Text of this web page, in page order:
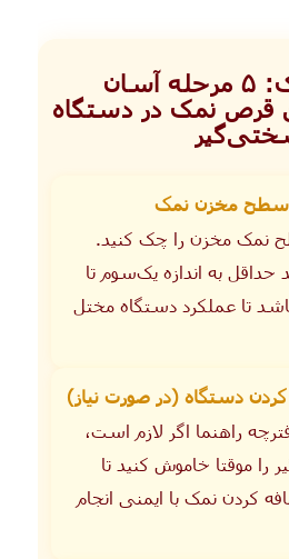
قرص نمک در دستگاه
مخزن نمک
نمک مخزن را چک کنید.
حداقل به اندازه یک‌سوم تا
تا عملکرد دستگاه مختل
دستگاه (در صورت نیاز)
راهنما اگر لازم است،
را موقتا خاموش کنید تا
کردن نمک با ایمنی انجام